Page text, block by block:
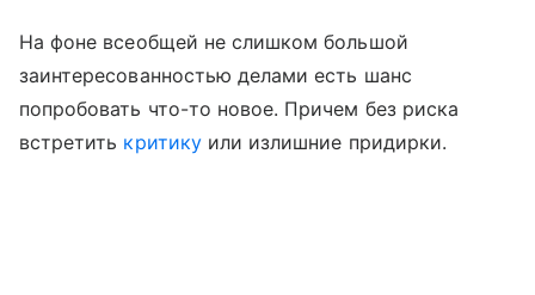
На фоне всеобщей не слишком большой
заинтересованностью делами есть шанс
попробовать что-то новое. Причем без риска
встретить критикуили излишние придирки.